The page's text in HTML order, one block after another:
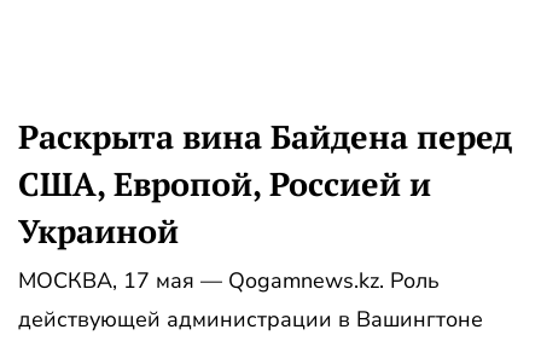
Раскрыта вина Байдена перед
США, Европой, Россией и
Украиной
МОСКВА, 17 мая — Qogamnews.kz. Роль
действующей администрации в Вашингтоне